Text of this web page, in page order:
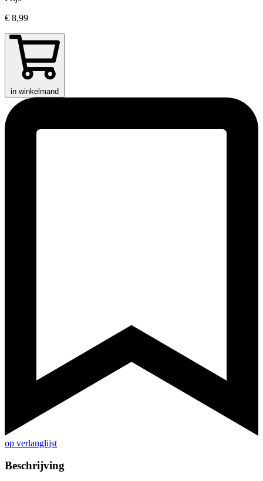
€ 8,99
in winkelmand
op verlanglijst
Beschrijving